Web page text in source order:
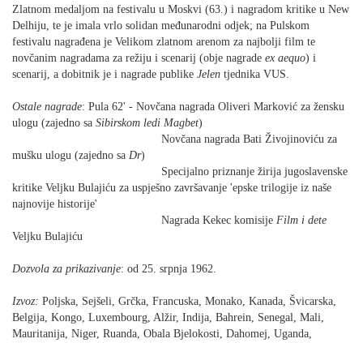
Zlatnom medaljom na festivalu u Moskvi (63.) i nagradom kritike u New
Delhiju, te je imala vrlo solidan međunarodni odjek; na Pulskom
festivalu nagrađena je Velikom zlatnom arenom za najbolji film te
novčanim nagradama za režiju i scenarij (obje nagrade ex aequo) i
scenarij, a dobitnik je i nagrade publike Jelen tjednika VUS.
Ostale nagrade: Pula 62' - Novčana nagrada Oliveri Marković za žensku
ulogu (zajedno sa Sibirskom ledi Magbet)
Novčana nagrada Bati Živojinoviću za
mušku ulogu (zajedno sa Dr)
Specijalno priznanje žirija jugoslavenske
kritike Veljku Bulajiću za uspješno završavanje 'epske trilogije iz naše
najnovije historije'
Nagrada Kekec komisije Film i dete
Veljku Bulajiću
Dozvola za prikazivanje: od 25. srpnja 1962.
Izvoz: Poljska, Sejšeli, Grčka, Francuska, Monako, Kanada, Švicarska,
Belgija, Kongo, Luxembourg, Alžir, Indija, Bahrein, Senegal, Mali,
Mauritanija, Niger, Ruanda, Obala Bjelokosti, Dahomej, Uganda,